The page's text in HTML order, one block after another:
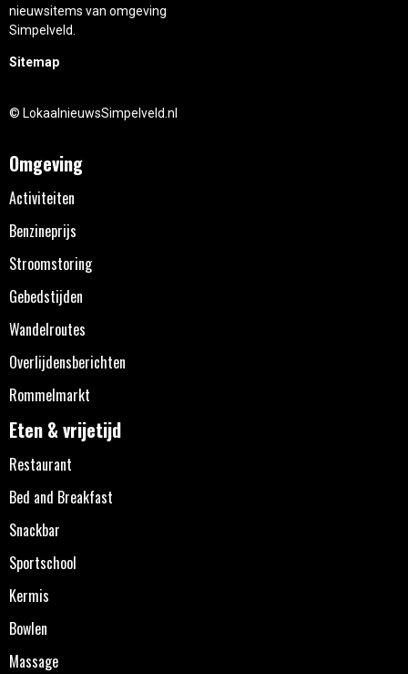
nieuwsitems van omgeving
Simpelveld.
Sitemap
© LokaalnieuwsSimpelveld.nl
Omgeving
Activiteiten
Benzineprijs
Stroomstoring
Gebedstijden
Wandelroutes
Overlijdensberichten
Rommelmarkt
Eten & vrijetijd
Restaurant
Bed and Breakfast
Snackbar
Sportschool
Kermis
Bowlen
Massage